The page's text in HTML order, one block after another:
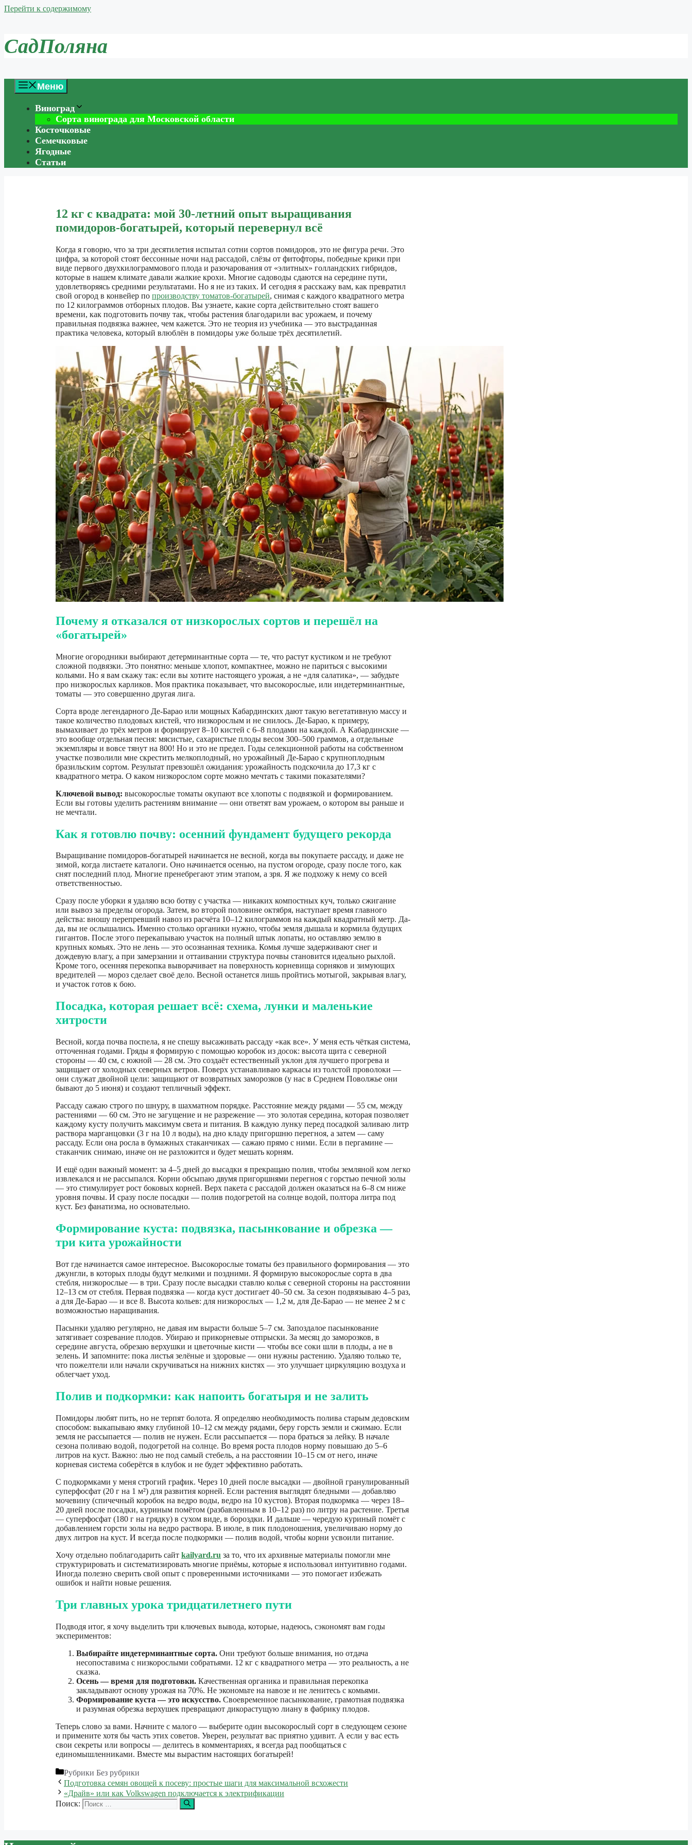
Перейти к содержимому
СадПоляна
Меню
Виноград
Сорта винограда для Московской области
Косточковые
Семечковые
Ягодные
Статьи
12 кг с квадрата: мой 30-летний опыт выращивания
помидоров-богатырей, который перевернул всё
Когда я говорю, что за три десятилетия испытал сотни сортов помидоров, это не фигура речи. Это
цифра, за которой стоят бессонные ночи над рассадой, слёзы от фитофторы, победные крики при
виде первого двухкилограммового плода и разочарования от «элитных» голландских гибридов,
которые в нашем климате давали жалкие крохи. Многие садоводы сдаются на середине пути,
удовлетворяясь средними результатами. Но я не из таких. И сегодня я расскажу вам, как превратил
свой огород в конвейер по производству томатов-богатырей, снимая с каждого квадратного метра
по 12 килограммов отборных плодов. Вы узнаете, какие сорта действительно стоят вашего
времени, как подготовить почву так, чтобы растения благодарили вас урожаем, и почему
правильная подвязка важнее, чем кажется. Это не теория из учебника — это выстраданная
практика человека, который влюблён в помидоры уже больше трёх десятилетий.
Почему я отказался от низкорослых сортов и перешёл на
«богатырей»
Многие огородники выбирают детерминантные сорта — те, что растут кустиком и не требуют
сложной подвязки. Это понятно: меньше хлопот, компактнее, можно не париться с высокими
кольями. Но я вам скажу так: если вы хотите настоящего урожая, а не «для салатика», — забудьте
про низкорослых карликов. Моя практика показывает, что высокорослые, или индетерминантные,
томаты — это совершенно другая лига.
Сорта вроде легендарного Де-Барао или мощных Кабардинских дают такую вегетативную массу и
такое количество плодовых кистей, что низкорослым и не снилось. Де-Барао, к примеру,
вымахивает до трёх метров и формирует 8–10 кистей с 6–8 плодами на каждой. А Кабардинские —
это вообще отдельная песня: мясистые, сахаристые плоды весом 300–500 граммов, а отдельные
экземпляры и вовсе тянут на 800! Но и это не предел. Годы селекционной работы на собственном
участке позволили мне скрестить мелкоплодный, но урожайный Де-Барао с крупноплодным
бразильским сортом. Результат превзошёл ожидания: урожайность подскочила до 17,3 кг с
квадратного метра. О каком низкорослом сорте можно мечтать с такими показателями?
Ключевой вывод: высокорослые томаты окупают все хлопоты с подвязкой и формированием.
Если вы готовы уделить растениям внимание — они ответят вам урожаем, о котором вы раньше и
не мечтали.
Как я готовлю почву: осенний фундамент будущего рекорда
Выращивание помидоров-богатырей начинается не весной, когда вы покупаете рассаду, и даже не
зимой, когда листаете каталоги. Оно начинается осенью, на пустом огороде, сразу после того, как
снят последний плод. Многие пренебрегают этим этапом, а зря. Я же подхожу к нему со всей
ответственностью.
Сразу после уборки я удаляю всю ботву с участка — никаких компостных куч, только сжигание
или вывоз за пределы огорода. Затем, во второй половине октября, наступает время главного
действа: вношу перепревший навоз из расчёта 10–12 килограммов на каждый квадратный метр. Да-
да, вы не ослышались. Именно столько органики нужно, чтобы земля дышала и кормила будущих
гигантов. После этого перекапываю участок на полный штык лопаты, но оставляю землю в
крупных комьях. Это не лень — это осознанная техника. Комья лучше задерживают снег и
дождевую влагу, а при замерзании и оттаивании структура почвы становится идеально рыхлой.
Кроме того, осенняя перекопка выворачивает на поверхность корневища сорняков и зимующих
вредителей — мороз сделает своё дело. Весной останется лишь пройтись мотыгой, закрывая влагу,
и участок готов к бою.
Посадка, которая решает всё: схема, лунки и маленькие
хитрости
Весной, когда почва поспела, я не спешу высаживать рассаду «как все». У меня есть чёткая система,
отточенная годами. Гряды я формирую с помощью коробок из досок: высота щита с северной
стороны — 40 см, с южной — 28 см. Это создаёт естественный уклон для лучшего прогрева и
защищает от холодных северных ветров. Поверх устанавливаю каркасы из толстой проволоки —
они служат двойной цели: защищают от возвратных заморозков (у нас в Среднем Поволжье они
бывают до 5 июня) и создают тепличный эффект.
Рассаду сажаю строго по шнуру, в шахматном порядке. Расстояние между рядами — 55 см, между
растениями — 60 см. Это не загущение и не разрежение — это золотая середина, которая позволяет
каждому кусту получить максимум света и питания. В каждую лунку перед посадкой заливаю литр
раствора марганцовки (3 г на 10 л воды), на дно кладу пригоршню перегноя, а затем — саму
рассаду. Если она росла в бумажных стаканчиках — сажаю прямо с ними. Если в пергамине —
стаканчик снимаю, иначе он не разложится и будет мешать корням.
И ещё один важный момент: за 4–5 дней до высадки я прекращаю полив, чтобы земляной ком легко
извлекался и не рассыпался. Корни обсыпаю двумя пригоршнями перегноя с горстью печной золы
— это стимулирует рост боковых корней. Верх пакета с рассадой должен оказаться на 6–8 см ниже
уровня почвы. И сразу после посадки — полив подогретой на солнце водой, полтора литра под
куст. Без фанатизма, но основательно.
Формирование куста: подвязка, пасынкование и обрезка —
три кита урожайности
Вот где начинается самое интересное. Высокорослые томаты без правильного формирования — это
джунгли, в которых плоды будут мелкими и поздними. Я формирую высокорослые сорта в два
стебля, низкорослые — в три. Сразу после высадки ставлю колья с северной стороны на расстоянии
12–13 см от стебля. Первая подвязка — когда куст достигает 40–50 см. За сезон подвязываю 4–5 раз,
а для Де-Барао — и все 8. Высота кольев: для низкорослых — 1,2 м, для Де-Барао — не менее 2 м с
возможностью наращивания.
Пасынки удаляю регулярно, не давая им вырасти больше 5–7 см. Запоздалое пасынкование
затягивает созревание плодов. Убираю и прикорневые отпрыски. За месяц до заморозков, в
середине августа, обрезаю верхушки и цветочные кисти — чтобы все соки шли в плоды, а не в
зелень. И запомните: пока листья зелёные и здоровые — они нужны растению. Удаляю только те,
что пожелтели или начали скручиваться на нижних кистях — это улучшает циркуляцию воздуха и
облегчает уход.
Полив и подкормки: как напоить богатыря и не залить
Помидоры любят пить, но не терпят болота. Я определяю необходимость полива старым дедовским
способом: выкапываю ямку глубиной 10–12 см между рядами, беру горсть земли и сжимаю. Если
земля не рассыпается — полив не нужен. Если рассыпается — пора браться за лейку. В начале
сезона поливаю водой, подогретой на солнце. Во время роста плодов норму повышаю до 5–6
литров на куст. Важно: лью не под самый стебель, а на расстоянии 10–15 см от него, иначе
корневая система соберётся в клубок и не будет эффективно работать.
С подкормками у меня строгий график. Через 10 дней после высадки — двойной гранулированный
суперфосфат (20 г на 1 м²) для развития корней. Если растения выглядят бледными — добавляю
мочевину (спичечный коробок на ведро воды, ведро на 10 кустов). Вторая подкормка — через 18–
20 дней после посадки, куриным помётом (разбавленным в 10–12 раз) по литру на растение. Третья
— суперфосфат (180 г на грядку) в сухом виде, в бороздки. И дальше — чередую куриный помёт с
добавлением горсти золы на ведро раствора. В июле, в пик плодоношения, увеличиваю норму до
двух литров на куст. И всегда после подкормки — полив водой, чтобы корни усвоили питание.
Хочу отдельно поблагодарить сайт kailyard.ru за то, что их архивные материалы помогли мне
структурировать и систематизировать многие приёмы, которые я использовал интуитивно годами.
Иногда полезно сверить свой опыт с проверенными источниками — это помогает избежать
ошибок и найти новые решения.
Три главных урока тридцатилетнего пути
Подводя итог, я хочу выделить три ключевых вывода, которые, надеюсь, сэкономят вам годы
экспериментов:
Выбирайте индетерминантные сорта. Они требуют больше внимания, но отдача
несопоставима с низкорослыми собратьями. 12 кг с квадратного метра — это реальность, а не
сказка.
Осень — время для подготовки. Качественная органика и правильная перекопка
закладывают основу урожая на 70%. Не экономьте на навозе и не ленитесь с комьями.
Формирование куста — это искусство. Своевременное пасынкование, грамотная подвязка
и разумная обрезка верхушек превращают дикорастущую лиану в фабрику плодов.
Теперь слово за вами. Начните с малого — выберите один высокорослый сорт в следующем сезоне
и примените хотя бы часть этих советов. Уверен, результат вас приятно удивит. А если у вас есть
свои секреты или вопросы — делитесь в комментариях, я всегда рад пообщаться с
единомышленниками. Вместе мы вырастим настоящих богатырей!
Рубрики Без рубрики
Подготовка семян овощей к посеву: простые шаги для максимальной всхожести
«Драйв» или как Volkswagen подключается к электрификации
Поиск: